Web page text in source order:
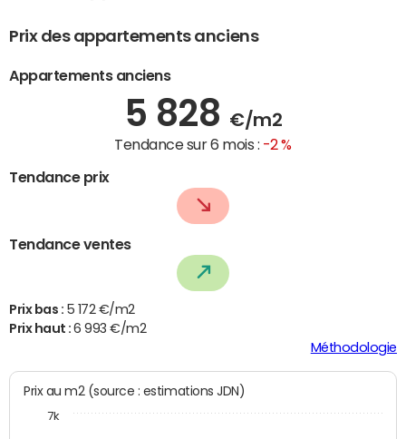
Prix des appartements anciens
Appartements anciens
5 828 €/m2
Tendance sur 6 mois : -2 %
Tendance prix
Tendance ventes
Prix bas : 5 172 €/m2
Prix haut :6 993 €/m2
Méthodologie
Prix au m2 (source : estimations JDN)
7k